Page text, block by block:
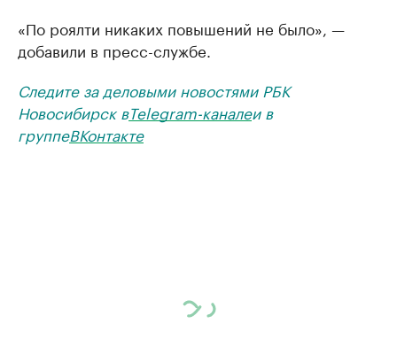
«По роялти никаких повышений не было», —
добавили в пресс-службе.
Следите за деловыми новостями РБК
Новосибирск вTelegram-каналеи в
группеВКонтакте